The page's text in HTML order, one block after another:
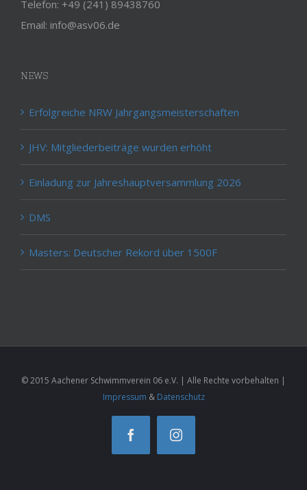
Email: info@asv06.de
JHV: Mitgliederbeiträge wurden erhöht
Einladung zur Jahreshauptversammlung 2026
DMS
Masters: Deutscher Rekord über 1500F
Impressum&Datenschutz